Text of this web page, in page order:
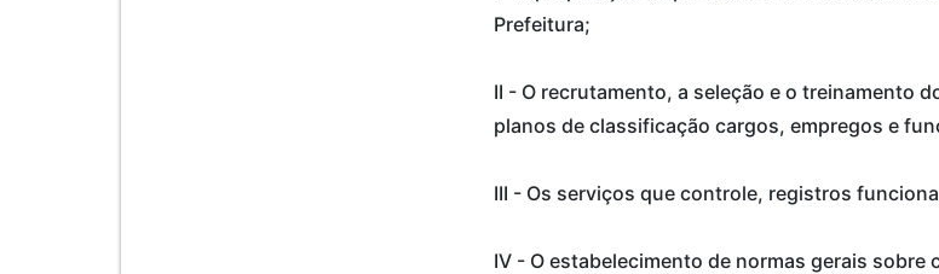
Prefeitura;
II - O recrutamento, a seleção e o treinamento
planos de classificação cargos, empregos e
III - Os serviços que controle, registros
IV - O estabelecimento de normas gerais